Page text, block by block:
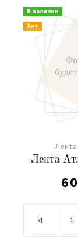
В наличии
Хит
Лента